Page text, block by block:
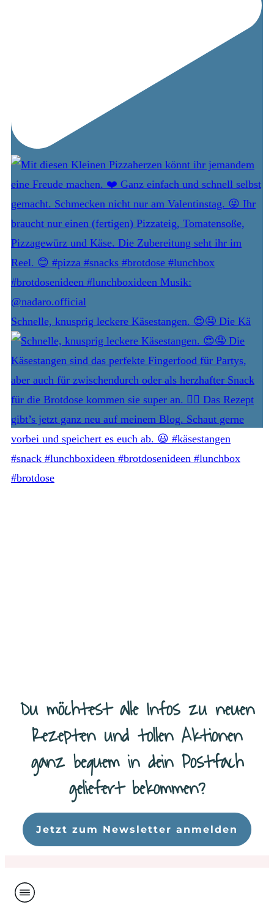
Schnelle, knusprig leckere Käsestangen. 😍🤤 Die Kä
Du möchtest alle Infos zu neuen
Rezepten und tollen Aktionen
ganz bequem in dein Postfach
geliefert bekommen?
Jetzt zum Newsletter anmelden